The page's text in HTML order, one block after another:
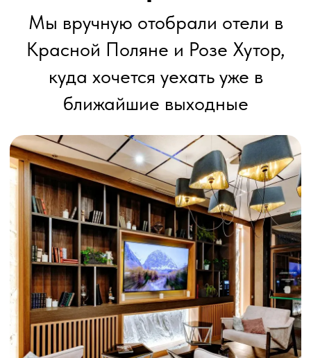
AYS Design
Роза Хутор • яркий отель с атмосферой курорта
2 ночи в июне от 11 200 ₽
Посмотреть отель